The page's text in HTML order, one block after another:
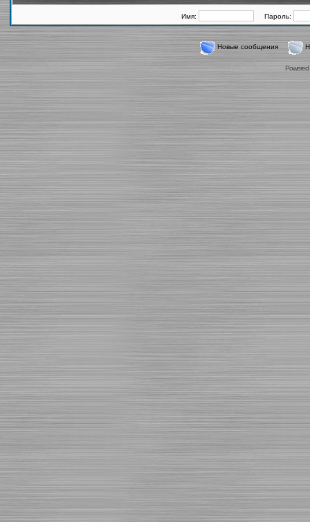
Имя: Пароль:
Новые сообщения